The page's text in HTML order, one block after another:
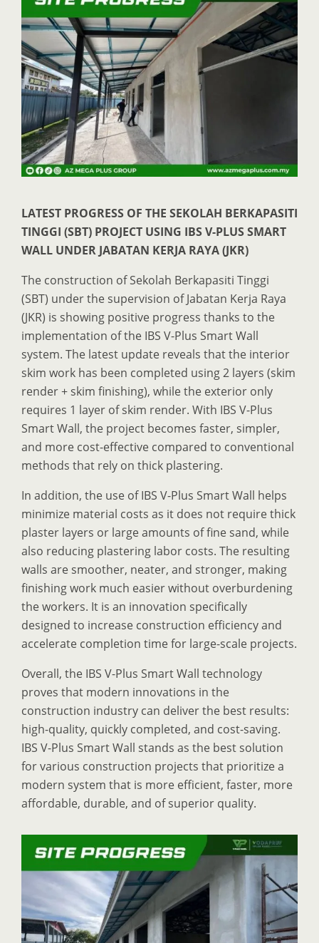
LATEST PROGRESS OF THE SEKOLAH BERKAPASITI
TINGGI (SBT) PROJECT USING IBS V-PLUS SMART
WALL UNDER JABATAN KERJA RAYA (JKR)
The construction of Sekolah Berkapasiti Tinggi
(SBT) under the supervision of Jabatan Kerja Raya
(JKR) is showing positive progress thanks to the
implementation of the IBS V-Plus Smart Wall
system. The latest update reveals that the interior
skim work has been completed using 2 layers (skim
render + skim finishing), while the exterior only
requires 1 layer of skim render. With IBS V-Plus
Smart Wall, the project becomes faster, simpler,
and more cost-effective compared to conventional
methods that rely on thick plastering.
In addition, the use of IBS V-Plus Smart Wall helps
minimize material costs as it does not require thick
plaster layers or large amounts of fine sand, while
also reducing plastering labor costs. The resulting
walls are smoother, neater, and stronger, making
finishing work much easier without overburdening
the workers. It is an innovation specifically
designed to increase construction efficiency and
accelerate completion time for large-scale projects.
Overall, the IBS V-Plus Smart Wall technology
proves that modern innovations in the
construction industry can deliver the best results:
high-quality, quickly completed, and cost-saving.
IBS V-Plus Smart Wall stands as the best solution
for various construction projects that prioritize a
modern system that is more efficient, faster, more
affordable, durable, and of superior quality.